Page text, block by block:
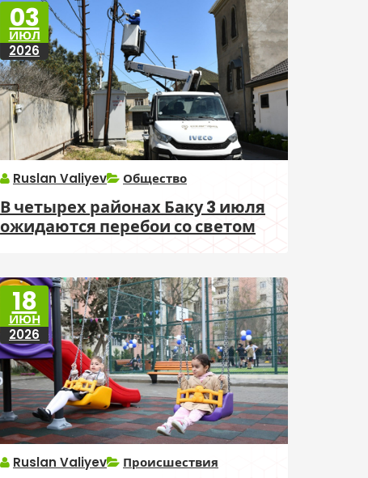
03
ИЮЛ
2026
Ruslan Valiyev Общество
В четырех районах Баку 3 июля
ожидаются перебои со светом
18
ИЮН
2026
Ruslan Valiyev Происшествия